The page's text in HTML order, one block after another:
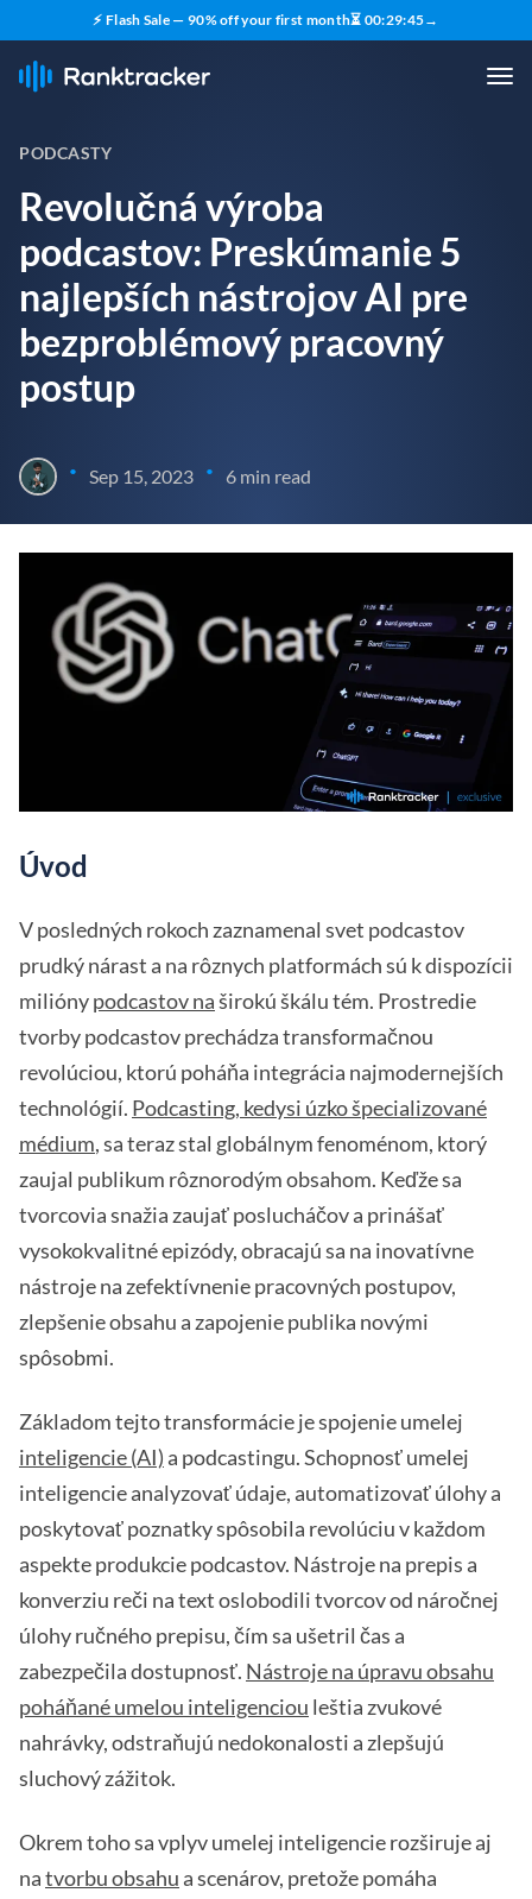
⚡ Flash Sale — 90% off your first month⏳ 00:29:44→
PODCASTY
Revolučná výroba
podcastov: Preskúmanie 5
najlepších nástrojov AI pre
bezproblémový pracovný
postup
• Sep 15, 2023 • 6 min read
Úvod
V posledných rokoch zaznamenal svet podcastov
prudký nárast a na rôznych platformách sú k dispozícii
miliónypodcastov naširokú škálu tém. Prostredie
tvorby podcastov prechádza transformačnou
revolúciou, ktorú poháňa integrácia najmodernejších
technológií. Podcasting, kedysi úzko špecializované
médium, sa teraz stal globálnym fenoménom, ktorý
zaujal publikum rôznorodým obsahom. Keďže sa
tvorcovia snažia zaujať poslucháčov a prinášať
vysokokvalitné epizódy, obracajú sa na inovatívne
nástroje na zefektívnenie pracovných postupov,
zlepšenie obsahu a zapojenie publika novými
spôsobmi.
Základom tejto transformácie je spojenie umelej
inteligencie (AI) a podcastingu. Schopnosť umelej
inteligencie analyzovať údaje, automatizovať úlohy a
poskytovať poznatky spôsobila revolúciu v každom
aspekte produkcie podcastov. Nástroje na prepis a
konverziu reči na text oslobodili tvorcov od náročnej
úlohy ručného prepisu, čím sa ušetril čas a
zabezpečila dostupnosť. Nástroje na úpravu obsahu
poháňané umelou inteligenciou leštia zvukové
nahrávky, odstraňujú nedokonalosti a zlepšujú
sluchový zážitok.
Okrem toho sa vplyv umelej inteligencie rozširuje aj
natvorbu obsahu a scenárov, pretože pomáha